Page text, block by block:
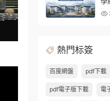
（
熱門标簽
百度網盤 pdf下載
pdf電子版下載 電